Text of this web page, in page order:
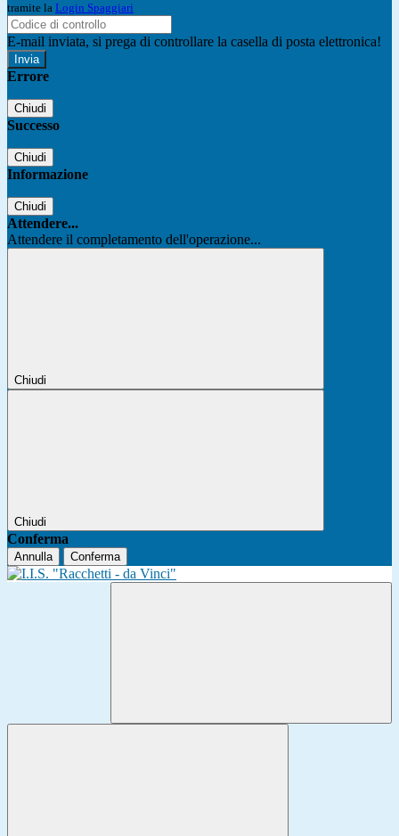
tramite la Login Spaggiari
E-mail inviata, si prega di controllare la casella di posta elettronica!
Errore
Chiudi
Successo
Chiudi
Informazione
Chiudi
Attendere...
Attendere il completamento dell'operazione...
Chiudi
Chiudi
Conferma
Annulla Conferma